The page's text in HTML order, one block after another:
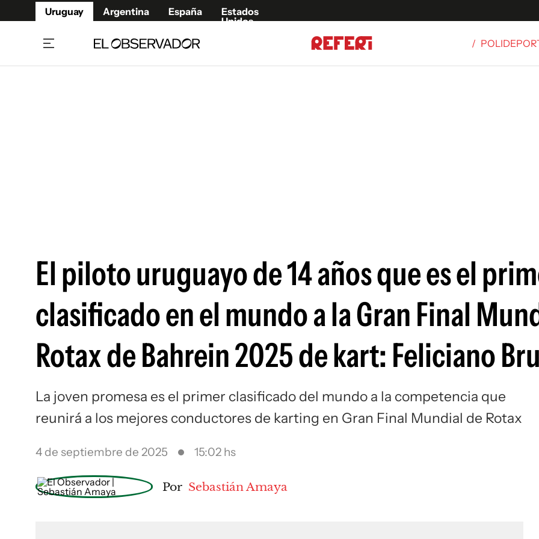
Uruguay Argentina España
Estados
Unidos
/
El piloto uruguayo de 14 años que es el
clasificado en el mundo a la Gran Final
Rotax de Bahrein 2025 de kart: Feliciano
La joven promesa es el primer clasificado del mundo a la competencia que
reunirá a los mejores conductores de karting en Gran Final Mundial de Rotax
4 de septiembre de 2025 15:02 hs
Por Sebastián Amaya